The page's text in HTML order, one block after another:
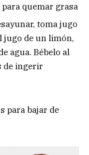
quemar grasa
toma jugo
jugo de un limón,
agua. Bébelo al
de ingerir
para bajar de